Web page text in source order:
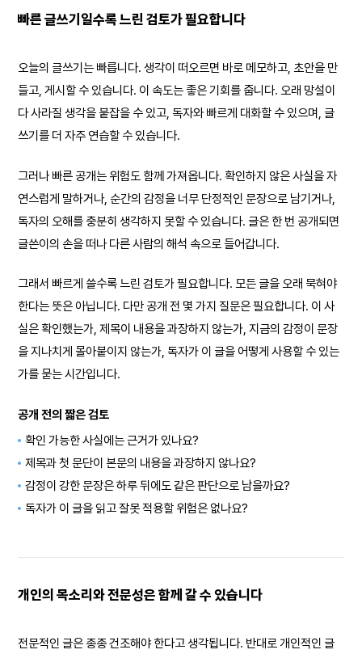
빠른 글쓰기일수록 느린 검토가 필요합니다
오늘의 글쓰기는 빠릅니다. 생각이 떠오르면 바로 메모하고, 초안을 만
들고, 게시할 수 있습니다. 이 속도는 좋은 기회를 줍니다. 오래 망설이
다 사라질 생각을 붙잡을 수 있고, 독자와 빠르게 대화할 수 있으며, 글
쓰기를 더 자주 연습할 수 있습니다.
그러나 빠른 공개는 위험도 함께 가져옵니다. 확인하지 않은 사실을 자
연스럽게 말하거나, 순간의 감정을 너무 단정적인 문장으로 남기거나,
독자의 오해를 충분히 생각하지 못할 수 있습니다. 글은 한 번 공개되면
글쓴이의 손을 떠나 다른 사람의 해석 속으로 들어갑니다.
그래서 빠르게 쓸수록 느린 검토가 필요합니다. 모든 글을 오래 묵혀야
한다는 뜻은 아닙니다. 다만 공개 전 몇 가지 질문은 필요합니다. 이 사
실은 확인했는가, 제목이 내용을 과장하지 않는가, 지금의 감정이 문장
을 지나치게 몰아붙이지 않는가, 독자가 이 글을 어떻게 사용할 수 있는
가를 묻는 시간입니다.
공개 전의 짧은 검토
확인 가능한 사실에는 근거가 있나요?
제목과 첫 문단이 본문의 내용을 과장하지 않나요?
감정이 강한 문장은 하루 뒤에도 같은 판단으로 남을까요?
독자가 이 글을 읽고 잘못 적용할 위험은 없나요?
개인의 목소리와 전문성은 함께 갈 수 있습니다
전문적인 글은 종종 건조해야 한다고 생각됩니다. 반대로 개인적인 글